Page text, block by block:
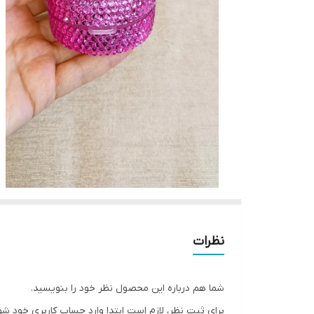
نظرات
شما هم درباره این محصول نظر خود را بنویسید.
برای ثبت نظر، لازم است ابتدا وارد حساب کاربری خود